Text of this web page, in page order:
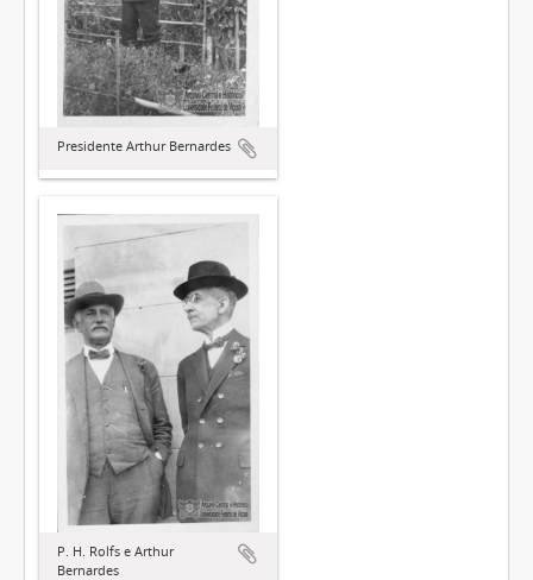
Presidente Arthur Bernardes
P. H. Rolfs e Arthur
Bernardes